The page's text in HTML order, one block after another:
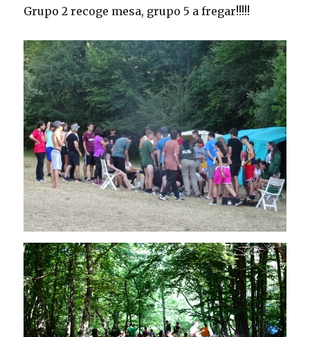
Grupo 2 recoge mesa, grupo 5 a fregar!!!!!